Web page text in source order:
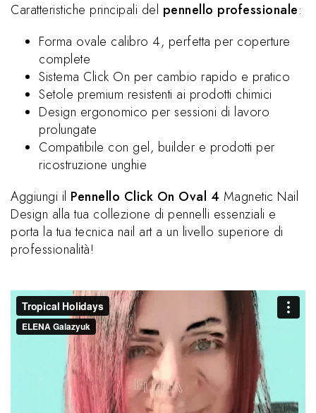
Caratteristiche principali del pennello professionale:
Forma ovale calibro 4, perfetta per coperture
complete
Sistema Click On per cambio rapido e pratico
Setole premium resistenti ai prodotti chimici
Design ergonomico per sessioni di lavoro
prolungate
Compatibile con gel, builder e prodotti per
ricostruzione unghie
Aggiungi il Pennello Click On Oval 4 Magnetic Nail
Design alla tua collezione di pennelli essenziali e
porta la tua tecnica nail art a un livello superiore di
professionalità!